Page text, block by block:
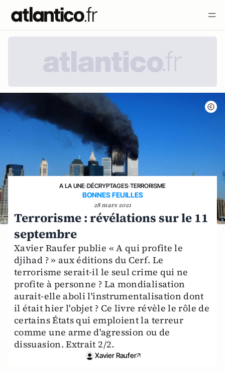
A LA UNE›DÉCRYPTAGES›TERRORISME
BONNES FEUILLES
28 mars 2021
Terrorisme : révélations sur le 11
septembre
Xavier Raufer publie « A qui profite le
djihad ? » aux éditions du Cerf. Le
terrorisme serait-il le seul crime qui ne
profite à personne ? La mondialisation
aurait-elle aboli l'instrumentalisation dont
il était hier l'objet ? Ce livre révèle le rôle de
certains États qui emploient la terreur
comme une arme d'agression ou de
dissuasion. Extrait 2/2.
Xavier Raufer